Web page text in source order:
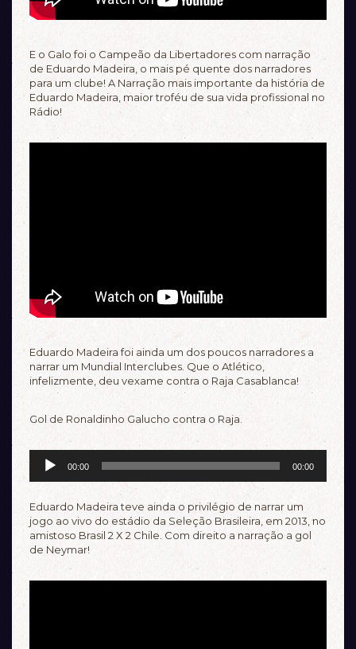
E o Galo foi o Campeão da Libertadores com narração
de Eduardo Madeira, o mais pé quente dos narradores
para um clube! A Narração mais importante da história de
Eduardo Madeira, maior troféu de sua vida profissional no
Rádio!
Eduardo Madeira foi ainda um dos poucos narradores a
narrar um Mundial Interclubes. Que o Atlético,
infelizmente, deu vexame contra o Raja Casablanca!
Gol de Ronaldinho Galucho contra o Raja.
Tocador
00:00 00:00
Eduardo Madeira teve ainda o privilégio de narrar um
jogo ao vivo do estádio da Seleção Brasileira, em 2013, no
amistoso Brasil 2 X 2 Chile. Com direito a narração a gol
de Neymar!